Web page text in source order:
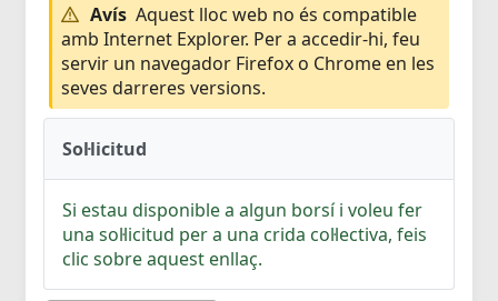
Avís Aquest lloc web no és compatible
amb Internet Explorer. Per a accedir-hi, feu
servir un navegador Firefox o Chrome en les
seves darreres versions.
Sol·licitud
Si estau disponible a algun borsí i voleu fer
una sol·licitud per a una crida col·lectiva, feis
clic sobre aquest enllaç.